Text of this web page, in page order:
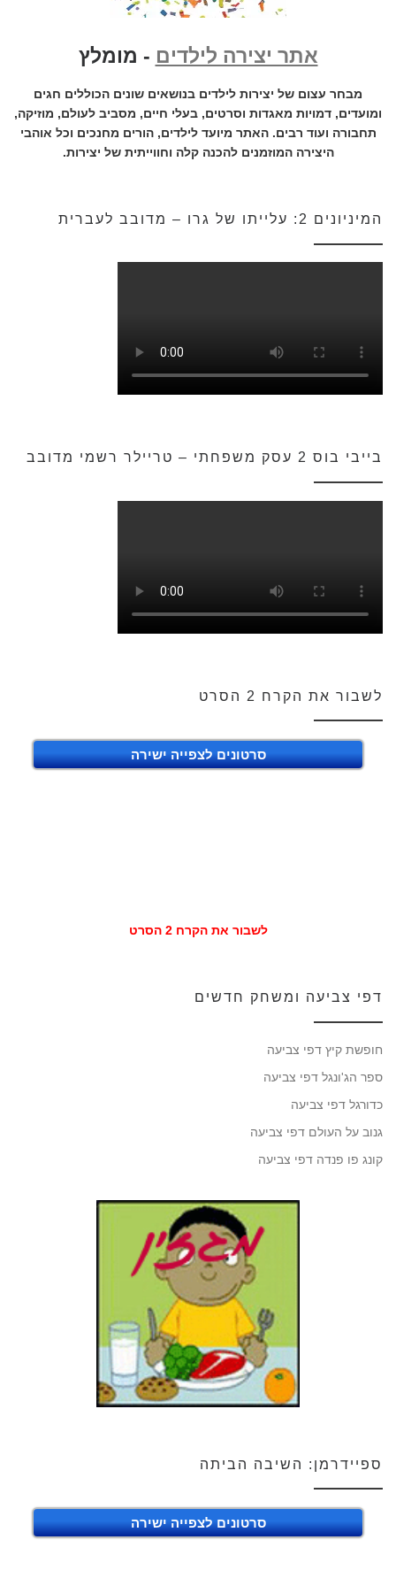
אתר יצירה לילדים - מומלץ
מבחר עצום של יצירות לילדים בנושאים שונים הכוללים חגים
ומועדים, דמויות מאגדות וסרטים, בעלי חיים, מסביב לעולם, מוזיקה,
תחבורה ועוד רבים. האתר מיועד לילדים, הורים מחנכים וכל אוהבי
היצירה המוזמנים להכנה קלה וחווייתית של יצירות.
המיניונים 2: עלייתו של גרו – מדובב לעברית
בייבי בוס 2 עסק משפחתי – טריילר רשמי מדובב
לשבור את הקרח 2 הסרט
סרטונים לצפייה ישירה
לשבור את הקרח 2 הסרט
דפי צביעה ומשחק חדשים
חופשת קיץ דפי צביעה
ספר הג'ונגל דפי צביעה
כדורגל דפי צביעה
גנוב על העולם דפי צביעה
קונג פו פנדה דפי צביעה
ספיידרמן: השיבה הביתה
סרטונים לצפייה ישירה